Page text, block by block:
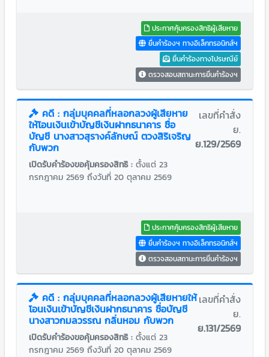
ประกาศคุ้มครองสิทธิผู้เสียหาย
ยื่นคำร้องฯ ทางอิเล็กทรอนิกส์ฯ
ยื่นคำร้องทางไปรษณีย์
ตรวจสอบสถานะการยื่นคำร้องฯ
คดี : กลุ่มบุคคลที่หลอกลวงผู้เสียหาย
ให้โอนเงินเข้าบัญชีเงินฝากธนาคาร ชื่อ
บัญชี นางสาวสุรางค์ลักษณ์ ตวงสิริเจริญ
กับพวก
เปิดรับคำร้องขอคุ้มครองสิทธิ : ตั้งแต่ 23
กรกฎาคม 2569 ถึงวันที่ 20 ตุลาคม 2569
เลขที่คำสั่ง
ย.
ย.129/2569
ประกาศคุ้มครองสิทธิผู้เสียหาย
ยื่นคำร้องฯ ทางอิเล็กทรอนิกส์ฯ
ตรวจสอบสถานะการยื่นคำร้องฯ
คดี : กลุ่มบุคคลที่หลอกลวงผู้เสียหายให้
โอนเงินเข้าบัญชีเงินฝากธนาคาร ชื่อบัญชี
นางสาวกมลวรรณ กลิ่นหอม กับพวก
เปิดรับคำร้องขอคุ้มครองสิทธิ : ตั้งแต่ 23
กรกฎาคม 2569 ถึงวันที่ 20 ตุลาคม 2569
เลขที่คำสั่ง
ย.
ย.131/2569